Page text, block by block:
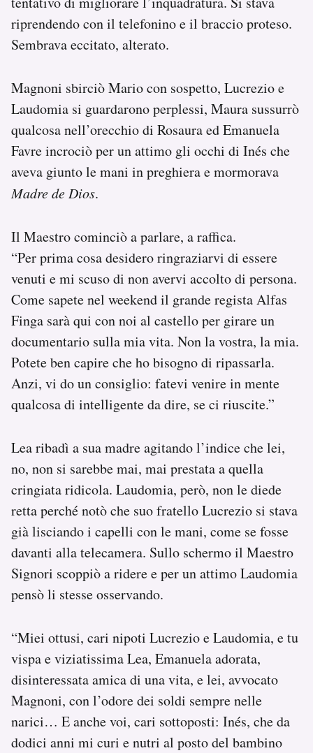
riprendendo con il telefonino e il braccio proteso.
Sembrava eccitato, alterato.
Magnoni sbirciò Mario con sospetto, Lucrezio e
Laudomia si guardarono perplessi, Maura sussurrò
qualcosa nell’orecchio di Rosaura ed Emanuela
Favre incrociò per un attimo gli occhi di Inés che
aveva giunto le mani in preghiera e mormorava
Madre de Dios.
Il Maestro cominciò a parlare, a raffica.
“Per prima cosa desidero ringraziarvi di essere
venuti e mi scuso di non avervi accolto di persona.
Come sapete nel weekend il grande regista Alfas
Finga sarà qui con noi al castello per girare un
documentario sulla mia vita. Non la vostra, la mia.
Potete ben capire che ho bisogno di ripassarla.
Anzi, vi do un consiglio: fatevi venire in mente
qualcosa di intelligente da dire, se ci riuscite.”
Lea ribadì a sua madre agitando l’indice che lei,
no, non si sarebbe mai, mai prestata a quella
cringiata ridicola. Laudomia, però, non le diede
retta perché notò che suo fratello Lucrezio si stava
già lisciando i capelli con le mani, come se fosse
davanti alla telecamera. Sullo schermo il Maestro
Signori scoppiò a ridere e per un attimo Laudomia
pensò li stesse osservando.
“Miei ottusi, cari nipoti Lucrezio e Laudomia, e tu
vispa e viziatissima Lea, Emanuela adorata,
disinteressata amica di una vita, e lei, avvocato
Magnoni, con l’odore dei soldi sempre nelle
narici… E anche voi, cari sottoposti: Inés, che da
dodici anni mi curi e nutri al posto del bambino